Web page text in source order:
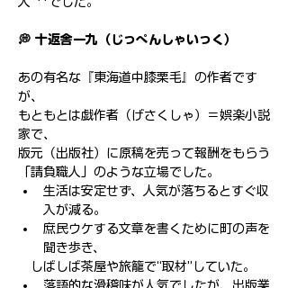
💭 十返舎一九（じっぺんしゃいっく）
あの有名な『東海道中膝栗毛』の作者です
が、
もともとは戯作者（げさくしゃ）＝娯楽小説
家で、
版元（出版社）に原稿を売って報酬をもらう
「請負職人」のような立場でした。
生活は安定せず、人気が落ちるとすぐ収
入が減る。
庶民ウケする文章を書くために町の声を
聞き歩き、
しばしば茶屋や旅籠で“取材”していた。